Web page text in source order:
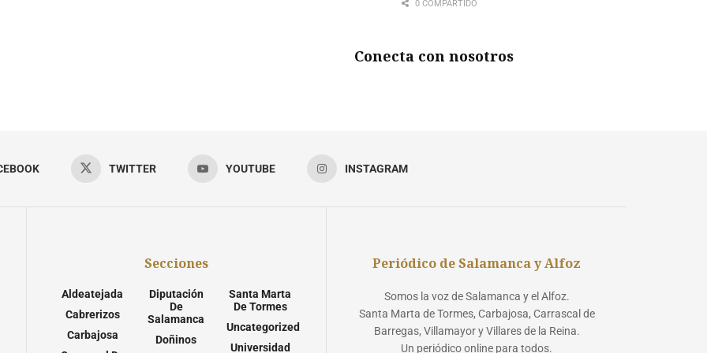
0 COMPARTIDO
Conecta con nosotros
TWITTER YOUTUBE INSTAGRAM
Secciones
Aldeatejada
Cabrerizos
Carbajosa
Diputación
De
Salamanca
Doñinos
Santa Marta
De Tormes
Uncategorized
Universidad
Periódico de Salamanca y Alfoz
Somos la voz de Salamanca y el Alfoz.
Santa Marta de Tormes, Carbajosa, Carrascal de
Barregas, Villamayor y Villares de la Reina.
Un periódico online para todos.